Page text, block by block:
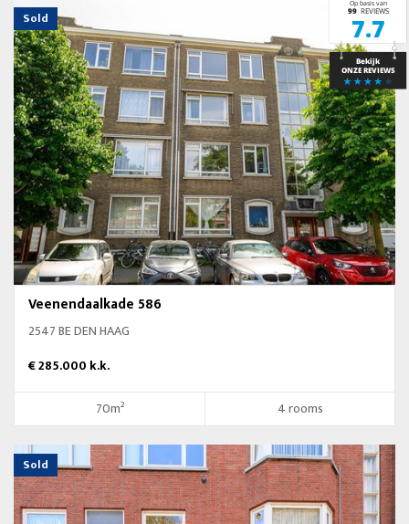
Sold
Veenendaalkade 586
2547 BE DEN HAAG
€ 285.000 k.k.
70m² 4 rooms
Sold